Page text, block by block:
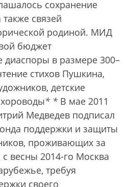
сохранение
связей
родиной. МИД
бюджет
диаспоры в размере 300–
стихов Пушкина,
детские
* * В мае 2011
Медведев подписал
поддержки и защиты
проживающих за
весны 2014-го Москва
требуя
своего